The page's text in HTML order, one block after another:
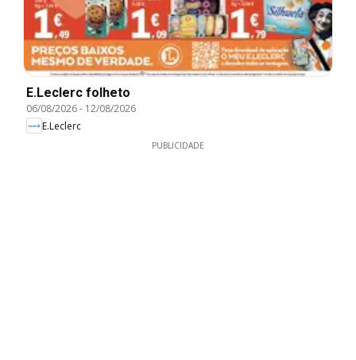
E.Leclerc folheto
06/08/2026- 12/08/2026
E.Leclerc
PUBLICIDADE